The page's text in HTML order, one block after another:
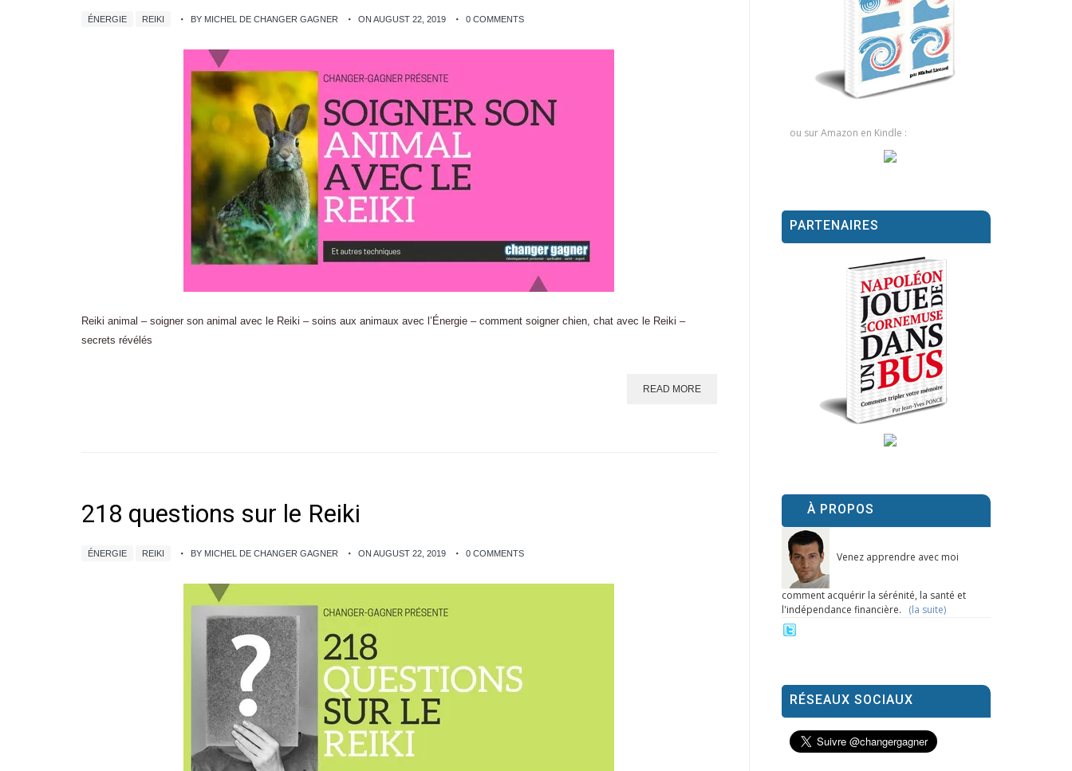
ÉNERGIE REIKI BY MICHEL DE CHANGER GAGNER ON AUGUST 22, 2019 0 COMMENTS
Reiki animal – soigner son animal avec le Reiki – soins aux animaux avec l’Énergie – comment soigner chien, chat avec le Reiki –
secrets révélés
READ MORE
218 questions sur le Reiki
ÉNERGIE REIKI BY MICHEL DE CHANGER GAGNER ON AUGUST 22, 2019 0 COMMENTS
ou sur Amazon en Kindle :
PARTENAIRES
À PROPOS
Venez apprendre avec moi
comment acquérir la sérénité, la santé et
l'indépendance financière. (la suite)
RÉSEAUX SOCIAUX